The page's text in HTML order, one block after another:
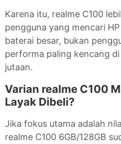
Karena itu, realme C100
pengguna yang mencari
baterai besar, bukan
performa paling kencang
jutaan.
Varian realme C100
Layak Dibeli?
Jika fokus utama adalah
realme C100 6GB/128GB